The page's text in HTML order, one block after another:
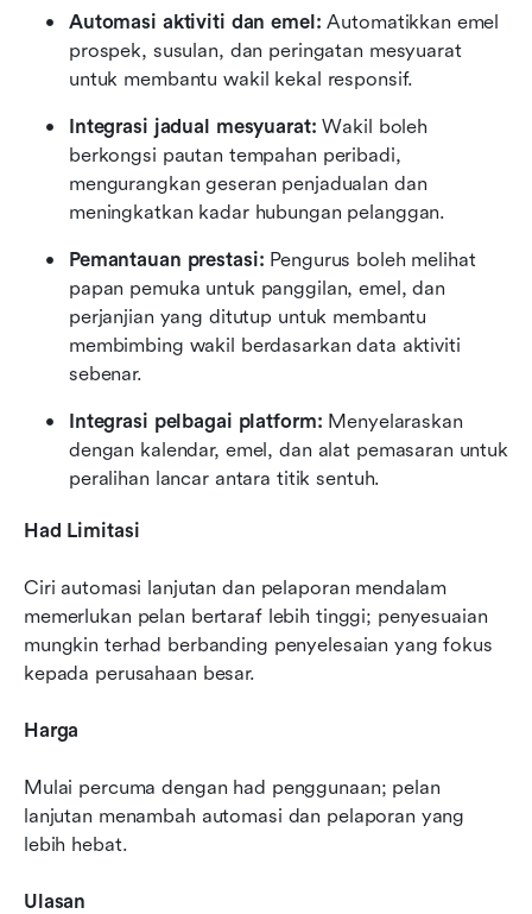
Automasi aktiviti dan emel: Automatikkan emel
prospek, susulan, dan peringatan mesyuarat
untuk membantu wakil kekal responsif.
Integrasi jadual mesyuarat: Wakil boleh
berkongsi pautan tempahan peribadi,
mengurangkan geseran penjadualan dan
meningkatkan kadar hubungan pelanggan.
Pemantauan prestasi: Pengurus boleh melihat
papan pemuka untuk panggilan, emel, dan
perjanjian yang ditutup untuk membantu
membimbing wakil berdasarkan data aktiviti
sebenar.
Integrasi pelbagai platform: Menyelaraskan
dengan kalendar, emel, dan alat pemasaran untuk
peralihan lancar antara titik sentuh.
Had Limitasi
Ciri automasi lanjutan dan pelaporan mendalam
memerlukan pelan bertaraf lebih tinggi; penyesuaian
mungkin terhad berbanding penyelesaian yang fokus
kepada perusahaan besar.
Harga
Mulai percuma dengan had penggunaan; pelan
lanjutan menambah automasi dan pelaporan yang
lebih hebat.
Ulasan